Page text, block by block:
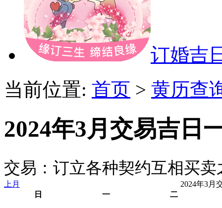
订婚吉
当前位置: 首页 > 黄历查
2024年3月交易吉日
交易：订立各种契约互相买
上月
2024年3月
日
一 二